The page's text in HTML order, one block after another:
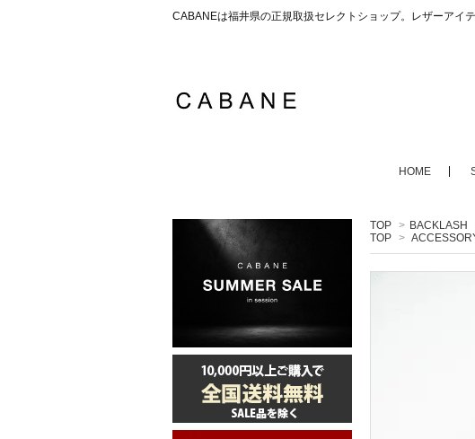
CABANEは福井県の正規取扱セレクトショップ。レザーアイ
HOME
TOP > BACKLASH
TOP >